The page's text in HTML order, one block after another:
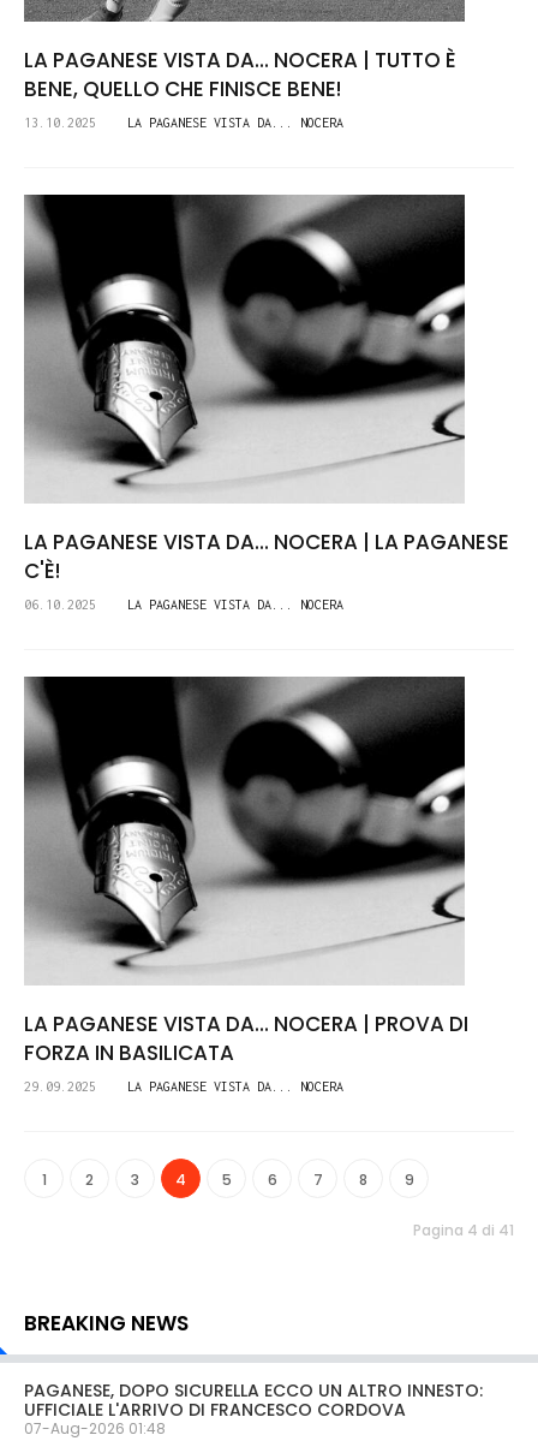
LA PAGANESE VISTA DA... NOCERA | TUTTO È
BENE, QUELLO CHE FINISCE BENE!
13.10.2025 LA PAGANESE VISTA DA... NOCERA
LA PAGANESE VISTA DA... NOCERA | LA PAGANESE
C'È!
06.10.2025 LA PAGANESE VISTA DA... NOCERA
LA PAGANESE VISTA DA... NOCERA | PROVA DI
FORZA IN BASILICATA
29.09.2025 LA PAGANESE VISTA DA... NOCERA
1 2 3 4 5 6 7 8 9
Pagina 4 di 41
BREAKING NEWS
PAGANESE, DOPO SICURELLA ECCO UN ALTRO INNESTO:
UFFICIALE L'ARRIVO DI FRANCESCO CORDOVA
07-Aug-2026 01:48